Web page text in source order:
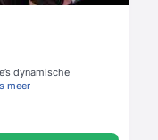
dynamische
meer